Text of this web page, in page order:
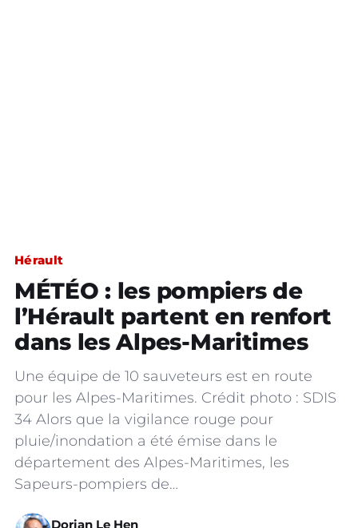
Hérault
MÉTÉO : les pompiers de
l’Hérault partent en renfort
dans les Alpes-Maritimes
Une équipe de 10 sauveteurs est en route
pour les Alpes-Maritimes. Crédit photo : SDIS
34 Alors que la vigilance rouge pour
pluie/inondation a été émise dans le
département des Alpes-Maritimes, les
Sapeurs-pompiers de…
Dorian Le Hen